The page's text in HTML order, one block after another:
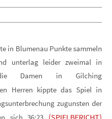
in Blumenau Punkte sammeln
unterlag leider zweimal in
Damen in Gilching
Herren kippte das Spiel in
zugunsten der
sich 36:23 (SPIELBERICHT)